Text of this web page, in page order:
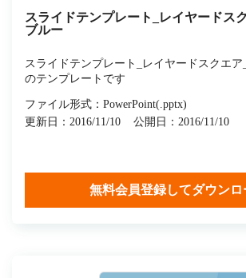
スライドテンプレート_レイヤードス
ブルー
スライドテンプレート_レイヤードスクエア
のテンプレートです
ファイル形式：PowerPoint(.pptx)
更新日：2016/11/10
公開日：2016/11/10
無料会員登録してダウンロ